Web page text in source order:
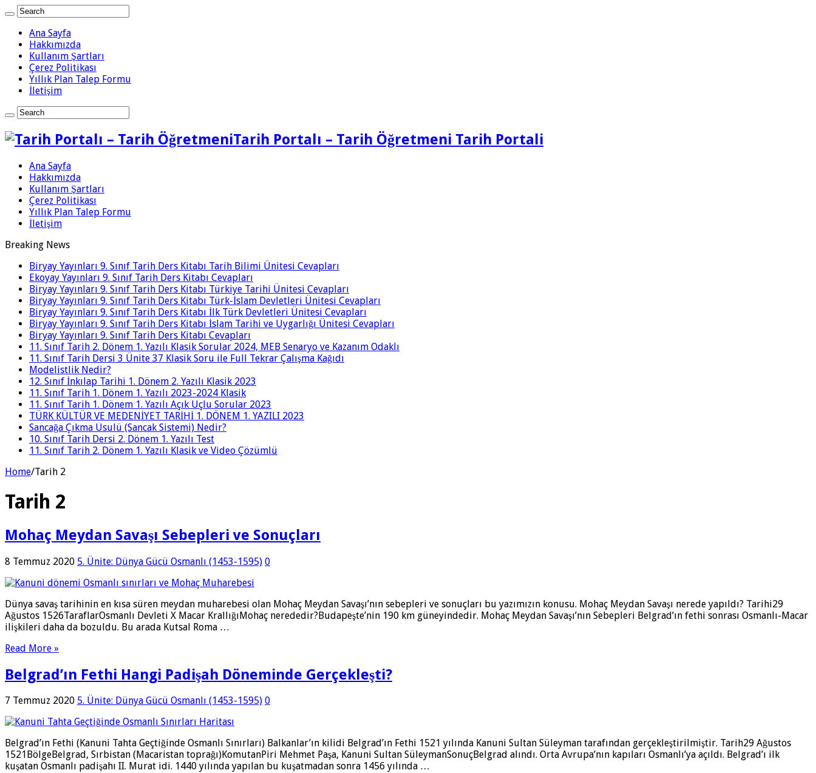
Ana Sayfa
Hakkımızda
Kullanım Şartları
Çerez Politikası
Yıllık Plan Talep Formu
İletişim
Tarih Portalı – Tarih Öğretmeni Tarih Portali
Ana Sayfa
Hakkımızda
Kullanım Şartları
Çerez Politikası
Yıllık Plan Talep Formu
İletişim
Breaking News
Biryay Yayınları 9. Sınıf Tarih Ders Kitabı Tarih Bilimi Ünitesi Cevapları
Ekoyay Yayınları 9. Sınıf Tarih Ders Kitabı Cevapları
Biryay Yayınları 9. Sınıf Tarih Ders Kitabı Türkiye Tarihi Ünitesi Cevapları
Biryay Yayınları 9. Sınıf Tarih Ders Kitabı Türk-İslam Devletleri Ünitesi Cevapları
Biryay Yayınları 9. Sınıf Tarih Ders Kitabı İlk Türk Devletleri Ünitesi Cevapları
Biryay Yayınları 9. Sınıf Tarih Ders Kitabı İslam Tarihi ve Uygarlığı Ünitesi Cevapları
Biryay Yayınları 9. Sınıf Tarih Ders Kitabı Cevapları
11. Sınıf Tarih 2. Dönem 1. Yazılı Klasik Sorular 2024, MEB Senaryo ve Kazanım Odaklı
11. Sınıf Tarih Dersi 3 Ünite 37 Klasik Soru ile Full Tekrar Çalışma Kağıdı
Modelistlik Nedir?
12. Sınıf İnkılap Tarihi 1. Dönem 2. Yazılı Klasik 2023
11. Sınıf Tarih 1. Dönem 1. Yazılı 2023-2024 Klasik
11. Sınıf Tarih 1. Dönem 1. Yazılı Açık Uçlu Sorular 2023
TÜRK KÜLTÜR VE MEDENİYET TARİHİ 1. DÖNEM 1. YAZILI 2023
Sancağa Çıkma Usulü (Sancak Sistemi) Nedir?
10. Sınıf Tarih Dersi 2. Dönem 1. Yazılı Test
11. Sınıf Tarih 2. Dönem 1. Yazılı Klasik ve Video Çözümlü
Home/Tarih 2
Tarih 2
Mohaç Meydan Savaşı Sebepleri ve Sonuçları
8 Temmuz 2020 5. Ünite: Dünya Gücü Osmanlı (1453-1595) 0
Dünya savaş tarihinin en kısa süren meydan muharebesi olan Mohaç Meydan Savaşı’nın sebepleri ve sonuçları bu yazımızın konusu. Mohaç Meydan Savaşı nerede yapıldı? Tarihi29
Ağustos 1526TaraflarOsmanlı Devleti X Macar KrallığıMohaç nerededir?Budapeşte’nin 190 km güneyindedir. Mohaç Meydan Savaşı’nın Sebepleri Belgrad’ın fethi sonrası Osmanlı-Macar
ilişkileri daha da bozuldu. Bu arada Kutsal Roma …
Read More »
Belgrad’ın Fethi Hangi Padişah Döneminde Gerçekleşti?
7 Temmuz 2020 5. Ünite: Dünya Gücü Osmanlı (1453-1595) 0
Belgrad’ın Fethi (Kanuni Tahta Geçtiğinde Osmanlı Sınırları) Balkanlar’ın kilidi Belgrad’ın Fethi 1521 yılında Kanuni Sultan Süleyman tarafından gerçekleştirilmiştir. Tarih29 Ağustos
1521BölgeBelgrad, Sırbistan (Macaristan toprağı)KomutanPiri Mehmet Paşa, Kanuni Sultan SüleymanSonuçBelgrad alındı. Orta Avrupa’nın kapıları Osmanlı’ya açıldı. Belgrad’ı ilk
kuşatan Osmanlı padişahı II. Murat idi. 1440 yılında yapılan bu kuşatmadan sonra 1456 yılında …